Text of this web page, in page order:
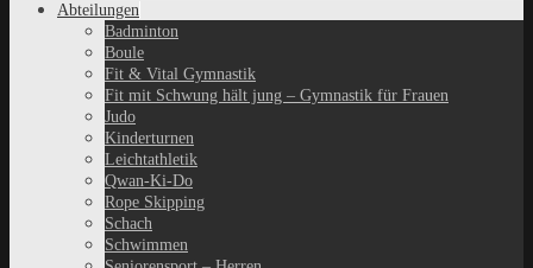
Abteilungen
Badminton
Boule
Fit & Vital Gymnastik
Fit mit Schwung hält jung – Gymnastik für Frauen
Judo
Kinderturnen
Leichtathletik
Qwan-Ki-Do
Rope Skipping
Schach
Schwimmen